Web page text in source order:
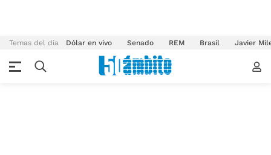
Temas del día Dólar en vivo Senado REM Brasil Javier